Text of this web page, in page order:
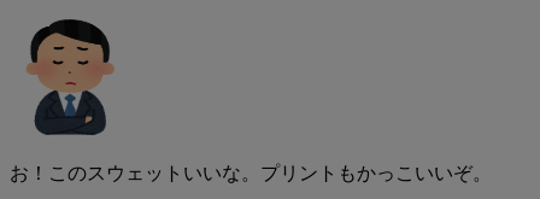
お！このスウェットいいな。プリントもかっこいいぞ。